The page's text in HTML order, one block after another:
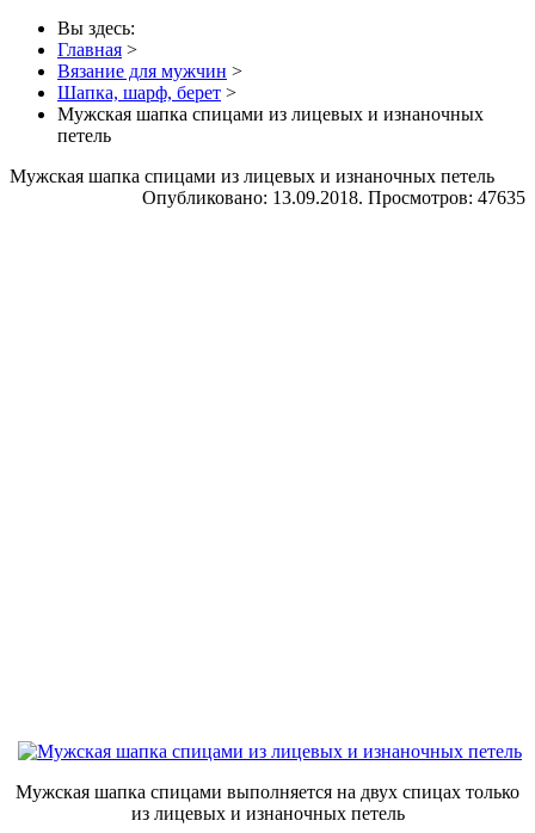
Вы здесь:
Главная >
Вязание для мужчин >
Шапка, шарф, берет >
Мужская шапка спицами из лицевых и изнаночных
петель
Мужская шапка спицами из лицевых и изнаночных петель
Опубликовано: 13.09.2018. Просмотров: 47635
Мужская шапка спицами выполняется на двух спицах только
из лицевых и изнаночных петель